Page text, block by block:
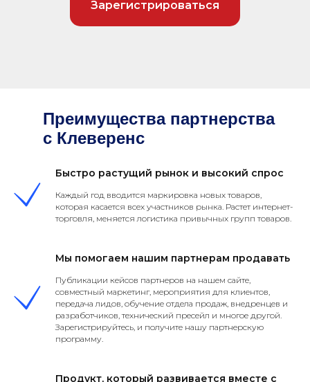
Зарегистрироваться
Преимущества партнерства
с Клеверенс
Быстро растущий рынок и высокий спрос
Каждый год вводится маркировка новых товаров,
которая касается всех участников рынка. Растет интернет-
торговля, меняется логистика привычных групп товаров.
Мы помогаем нашим партнерам продавать
Публикации кейсов партнеров на нашем сайте,
совместный маркетинг, мероприятия для клиентов,
передача лидов, обучение отдела продаж, внедренцев и
разработчиков, технический пресейл и многое другой.
Зарегистрируйтесь, и получите нашу партнерскую
программу.
Продукт, который развивается вместе с